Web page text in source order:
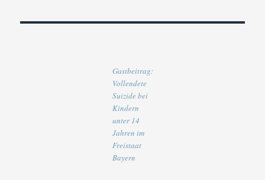
Gastbeitrag:
Vollendete
Suizide bei
Kindern
unter 14
Jahren im
Freistaat
Bayern